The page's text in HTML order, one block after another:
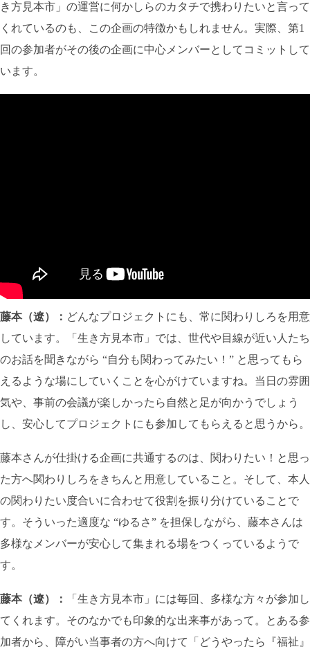
き方見本市」の運営に何かしらのカタチで携わりたいと言って
くれているのも、この企画の特徴かもしれません。実際、第1
回の参加者がその後の企画に中心メンバーとしてコミットして
います。
藤本（遼）： どんなプロジェクトにも、常に関わりしろを用意
しています。「生き方見本市」では、世代や目線が近い人たち
のお話を聞きながら “自分も関わってみたい！” と思ってもら
えるような場にしていくことを心がけていますね。当日の雰囲
気や、事前の会議が楽しかったら自然と足が向かうでしょう
し、安心してプロジェクトにも参加してもらえると思うから。
藤本さんが仕掛ける企画に共通するのは、関わりたい！と思っ
た方へ関わりしろをきちんと用意していること。そして、本人
の関わりたい度合いに合わせて役割を振り分けていることで
す。そういった適度な “ゆるさ” を担保しながら、藤本さんは
多様なメンバーが安心して集まれる場をつくっているようで
す。
藤本（遼）：
「生き方見本市」には毎回、多様な方々が参加し
てくれます。そのなかでも印象的な出来事があって。とある参
加者から、障がい当事者の方へ向けて「どうやったら『福祉』